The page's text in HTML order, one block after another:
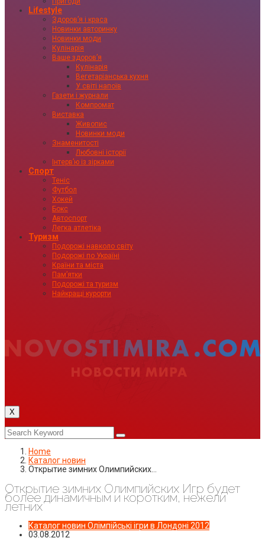
Lifestyle
Здоровʼя і краса
Новинки авторинку
Новинки моди
Кулінарія
Ваше здоровʼя
Кулінарія
Вегетаріанська кухня
У світі напоїв
Газети і журнали
Компромат
Виставка
Живопис
Новинки моди
Знаменитості
Любовні історії
Інтервʼю із зірками
Спорт
Теніс
Футбол
Хокей
Бокс
Автоспорт
Легка атлетіка
Туризм
Подорожі навколо світу
Подорожі по Україні
Країни та міста
Пам’ятки
Подорожі та туризм
Найкращі курорти
X
Home
Каталог новин
Открытие зимних Олимпийских…
Открытие зимних Олимпийских Игр будет
более динамичным и коротким, нежели
летних
Каталог новин Олімпійські ігри в Лондоні 2012
03.08.2012